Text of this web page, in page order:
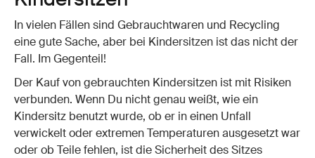
In vielen Fällen sind Gebrauchtwaren und Recycling
eine gute Sache, aber bei Kindersitzen ist das nicht der
Fall. Im Gegenteil!
Der Kauf von gebrauchten Kindersitzen ist mit Risiken
verbunden. Wenn Du nicht genau weißt, wie ein
Kindersitz benutzt wurde, ob er in einen Unfall
verwickelt oder extremen Temperaturen ausgesetzt war
oder ob Teile fehlen, ist die Sicherheit des Sitzes